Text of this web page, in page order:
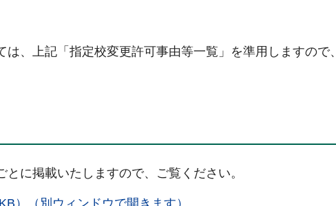
、上記「指定校変更許可事由等一覧」を準用しますので、
に掲載いたしますので、ご覧ください。